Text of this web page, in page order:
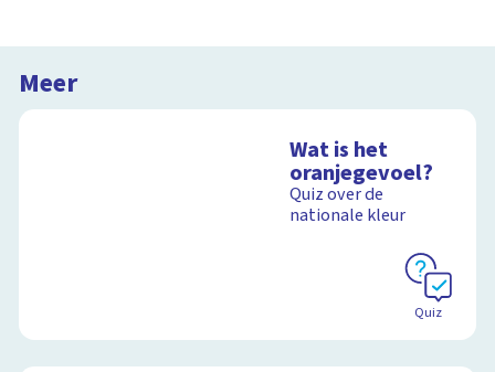
Meer
Wat is het
oranjegevoel?
Quiz over de
nationale kleur
Quiz